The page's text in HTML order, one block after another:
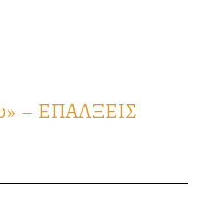
– ΕΠΑΛΞΕΙΣ